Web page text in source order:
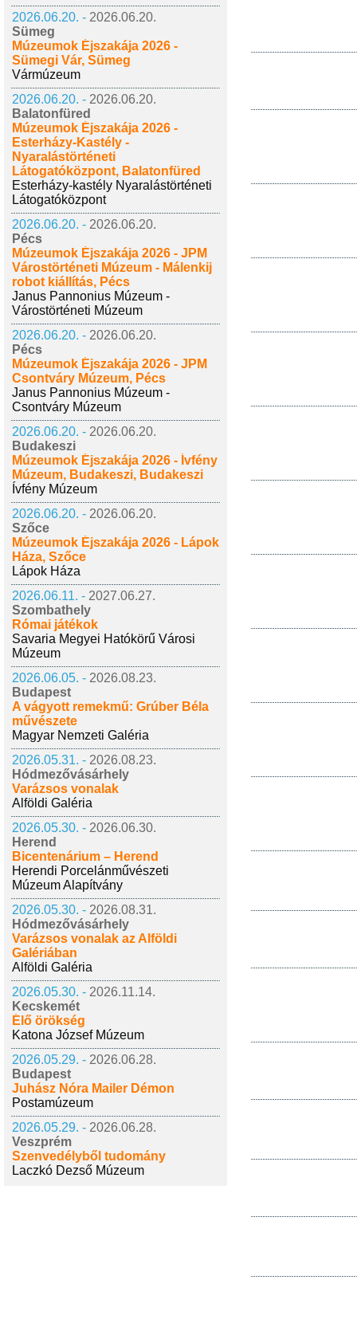
2026.06.20. - 2026.06.20.
Sümeg
Múzeumok Éjszakája 2026 -
Sümegi Vár, Sümeg
Vármúzeum
2026.06.20. - 2026.06.20.
Balatonfüred
Múzeumok Éjszakája 2026 -
Esterházy-Kastély -
Nyaralástörténeti
Látogatóközpont, Balatonfüred
Esterházy-kastély Nyaralástörténeti
Látogatóközpont
2026.06.20. - 2026.06.20.
Pécs
Múzeumok Éjszakája 2026 - JPM
Várostörténeti Múzeum - Málenkij
robot kiállítás, Pécs
Janus Pannonius Múzeum -
Várostörténeti Múzeum
2026.06.20. - 2026.06.20.
Pécs
Múzeumok Éjszakája 2026 - JPM
Csontváry Múzeum, Pécs
Janus Pannonius Múzeum -
Csontváry Múzeum
2026.06.20. - 2026.06.20.
Budakeszi
Múzeumok Éjszakája 2026 - Ívfény
Múzeum, Budakeszi, Budakeszi
Ívfény Múzeum
2026.06.20. - 2026.06.20.
Szőce
Múzeumok Éjszakája 2026 - Lápok
Háza, Szőce
Lápok Háza
2026.06.11. - 2027.06.27.
Szombathely
Római játékok
Savaria Megyei Hatókörű Városi
Múzeum
2026.06.05. - 2026.08.23.
Budapest
A vágyott remekmű: Grúber Béla
művészete
Magyar Nemzeti Galéria
2026.05.31. - 2026.08.23.
Hódmezővásárhely
Varázsos vonalak
Alföldi Galéria
2026.05.30. - 2026.06.30.
Herend
Bicentenárium – Herend
Herendi Porcelánművészeti
Múzeum Alapítvány
2026.05.30. - 2026.08.31.
Hódmezővásárhely
Varázsos vonalak az Alföldi
Galériában
Alföldi Galéria
2026.05.30. - 2026.11.14.
Kecskemét
Élő örökség
Katona József Múzeum
2026.05.29. - 2026.06.28.
Budapest
Juhász Nóra Mailer Démon
Postamúzeum
2026.05.29. - 2026.06.28.
Veszprém
Szenvedélyből tudomány
Laczkó Dezső Múzeum